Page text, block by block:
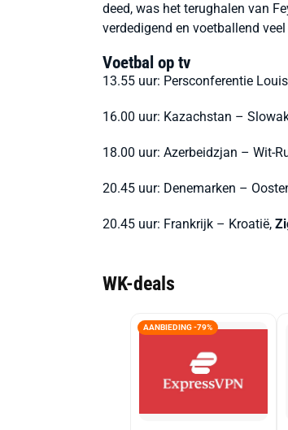
deed, was het terughalen van
verdedigend en voetballend
Voetbal op tv
13.55 uur: Persconferentie
16.00 uur: Kazachstan –
18.00 uur: Azerbeidzjan – Wit-
20.45 uur: Denemarken –
20.45 uur: Frankrijk – Kroatië,
WK-deals
AANBIEDING -79%